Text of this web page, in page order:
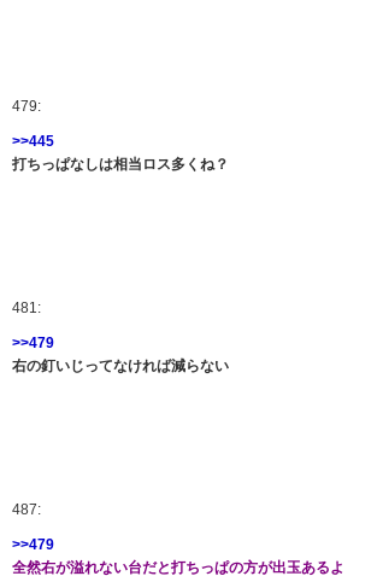
479:
>>445
打ちっぱなしは相当ロス多くね？
481:
>>479
右の釘いじってなければ減らない
487:
>>479
全然右が溢れない台だと打ちっぱの方が出玉あるよ